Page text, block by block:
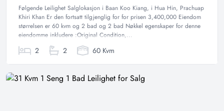
Følgende Leilighet Salglokasjon i Baan Koo Kiang, i Hua Hin, Prachuap
Khiri Khan Er den fortsatt tilgjenglig for for prisen 3,400,000 Eiendom
størrelsen er 60 kvm og 2 bad og 2 bad Nøkkel egenskaper for denne
eiendomme inkludere :Original Condition,...
2 2 60 Kvm